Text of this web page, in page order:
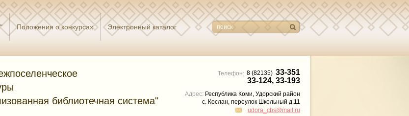
Положения о конкурсах Электронный каталог
библиотечная система"
Телефон: 8 (82135) 33-351
33-124, 33-193
Адрес: Республика Коми, Удорский район
с. Кослан, переулок Школьный д.11
udora_cbs@mail.ru